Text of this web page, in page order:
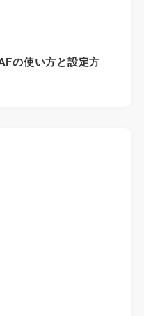
の使い方と設定方